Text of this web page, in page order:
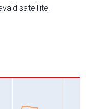
satelliite.